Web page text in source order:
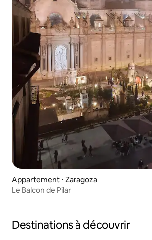
Appartement ⋅ Zaragoza
Le Balcon de Pilar
Destinations à découvrir